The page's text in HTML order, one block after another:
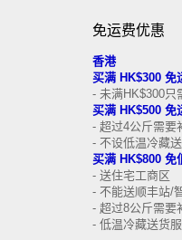
免运费优惠
香港
买满 HK$300 免
- 未满HK$300只
买满 HK$500 免
- 超过4公斤需要
- 不设低温冷藏
买满 HK$800 免
- 送住宅工商区
- 不能送顺丰站/
- 超过8公斤需要
- 低温冷藏送货